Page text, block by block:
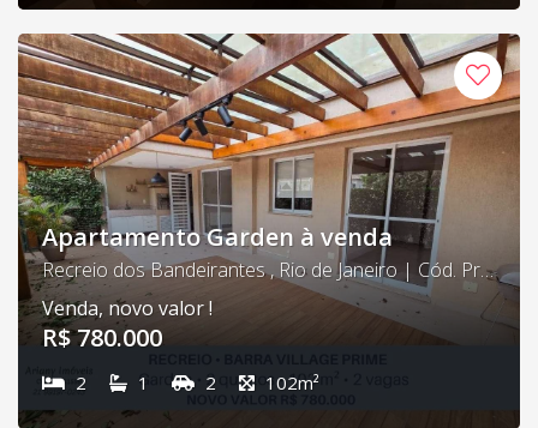
Apartamento Garden à venda
Recreio dos Bandeirantes , Rio de Janeiro | Cód. Prime 11
Venda, novo valor !
R$ 780.000
2 1 2 102m²